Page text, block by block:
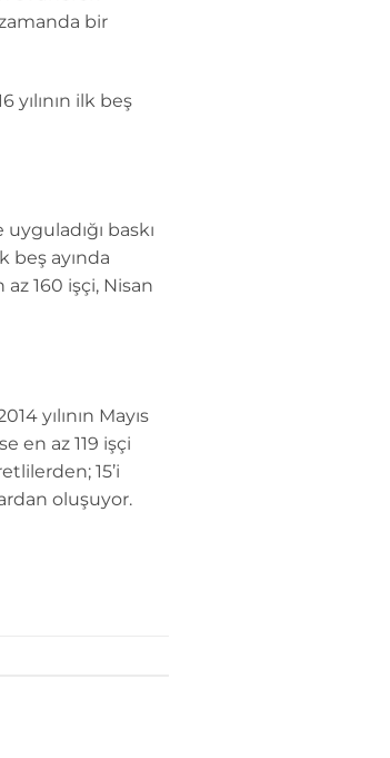
bir
yılının ilk beş
baskı
beş ayında
160 işçi, Nisan
yılının Mayıs
en az 119 işçi
15’i
oluşuyor.